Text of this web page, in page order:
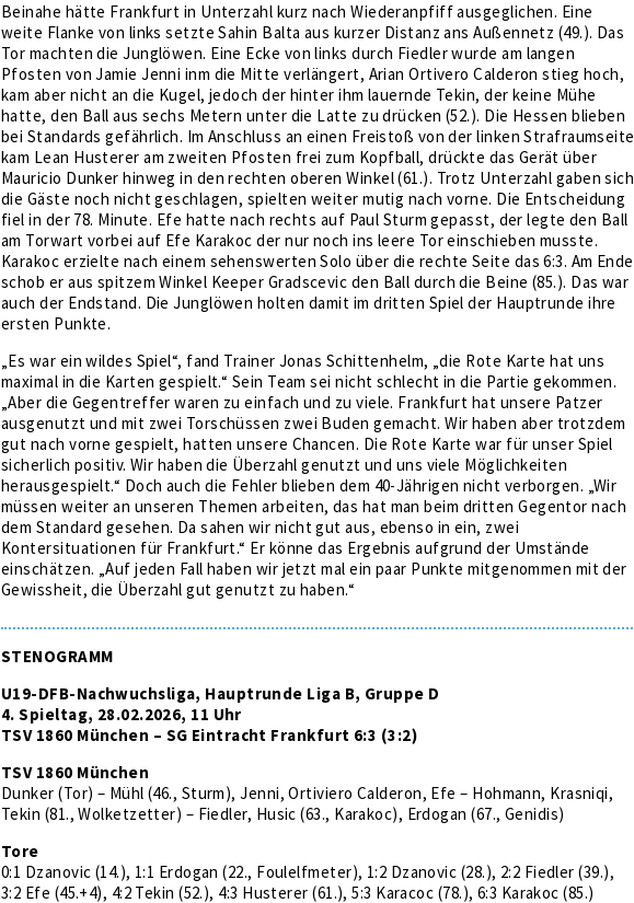
Beinahe hätte Frankfurt in Unterzahl kurz nach Wiederanpfiff ausgeglichen. Eine
weite Flanke von links setzte Sahin Balta aus kurzer Distanz ans Außennetz (49.). Das
Tor machten die Junglöwen. Eine Ecke von links durch Fiedler wurde am langen
Pfosten von Jamie Jenni inm die Mitte verlängert, Arian Ortivero Calderon stieg hoch,
kam aber nicht an die Kugel, jedoch der hinter ihm lauernde Tekin, der keine Mühe
hatte, den Ball aus sechs Metern unter die Latte zu drücken (52.). Die Hessen blieben
bei Standards gefährlich. Im Anschluss an einen Freistoß von der linken Strafraumseite
kam Lean Husterer am zweiten Pfosten frei zum Kopfball, drückte das Gerät über
Mauricio Dunker hinweg in den rechten oberen Winkel (61.). Trotz Unterzahl gaben sich
die Gäste noch nicht geschlagen, spielten weiter mutig nach vorne. Die Entscheidung
fiel in der 78. Minute. Efe hatte nach rechts auf Paul Sturm gepasst, der legte den Ball
am Torwart vorbei auf Efe Karakoc der nur noch ins leere Tor einschieben musste.
Karakoc erzielte nach einem sehenswerten Solo über die rechte Seite das 6:3. Am Ende
schob er aus spitzem Winkel Keeper Gradscevic den Ball durch die Beine (85.). Das war
auch der Endstand. Die Junglöwen holten damit im dritten Spiel der Hauptrunde ihre
ersten Punkte.
„Es war ein wildes Spiel“, fand Trainer Jonas Schittenhelm, „die Rote Karte hat uns
maximal in die Karten gespielt.“ Sein Team sei nicht schlecht in die Partie gekommen.
„Aber die Gegentreffer waren zu einfach und zu viele. Frankfurt hat unsere Patzer
ausgenutzt und mit zwei Torschüssen zwei Buden gemacht. Wir haben aber trotzdem
gut nach vorne gespielt, hatten unsere Chancen. Die Rote Karte war für unser Spiel
sicherlich positiv. Wir haben die Überzahl genutzt und uns viele Möglichkeiten
herausgespielt.“ Doch auch die Fehler blieben dem 40-Jährigen nicht verborgen. „Wir
müssen weiter an unseren Themen arbeiten, das hat man beim dritten Gegentor nach
dem Standard gesehen. Da sahen wir nicht gut aus, ebenso in ein, zwei
Kontersituationen für Frankfurt.“ Er könne das Ergebnis aufgrund der Umstände
einschätzen. „Auf jeden Fall haben wir jetzt mal ein paar Punkte mitgenommen mit der
Gewissheit, die Überzahl gut genutzt zu haben.“
STENOGRAMM
U19-DFB-Nachwuchsliga, Hauptrunde Liga B, Gruppe D
4. Spieltag, 28.02.2026, 11 Uhr
TSV 1860 München – SG Eintracht Frankfurt 6:3 (3:2)
TSV 1860 München
Dunker (Tor) – Mühl (46., Sturm), Jenni, Ortiviero Calderon, Efe – Hohmann, Krasniqi,
Tekin (81., Wolketzetter) – Fiedler, Husic (63., Karakoc), Erdogan (67., Genidis)
Tore
0:1 Dzanovic (14.), 1:1 Erdogan (22., Foulelfmeter), 1:2 Dzanovic (28.), 2:2 Fiedler (39.),
3:2 Efe (45.+4), 4:2 Tekin (52.), 4:3 Husterer (61.), 5:3 Karacoc (78.), 6:3 Karakoc (85.)